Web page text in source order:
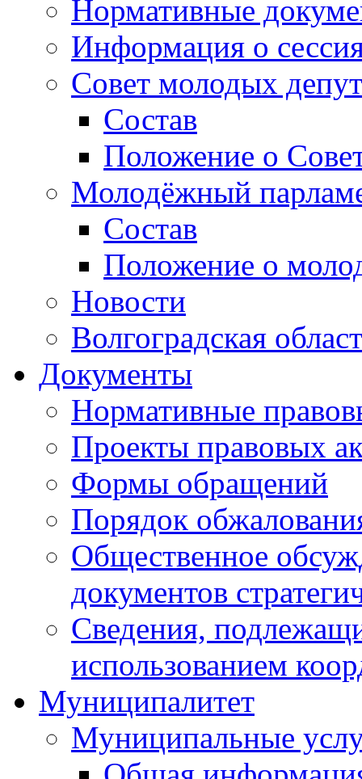
Нормативные
Информация о
Совет молодых
Состав
Положение о
Молодёжный
Состав
Положение о
Новости
Волгоградская
Документы
Нормативные
Проекты правовых
Формы обращений
Порядок
Общественное
документов
Сведения,
использованием
Муниципалитет
Муниципальные